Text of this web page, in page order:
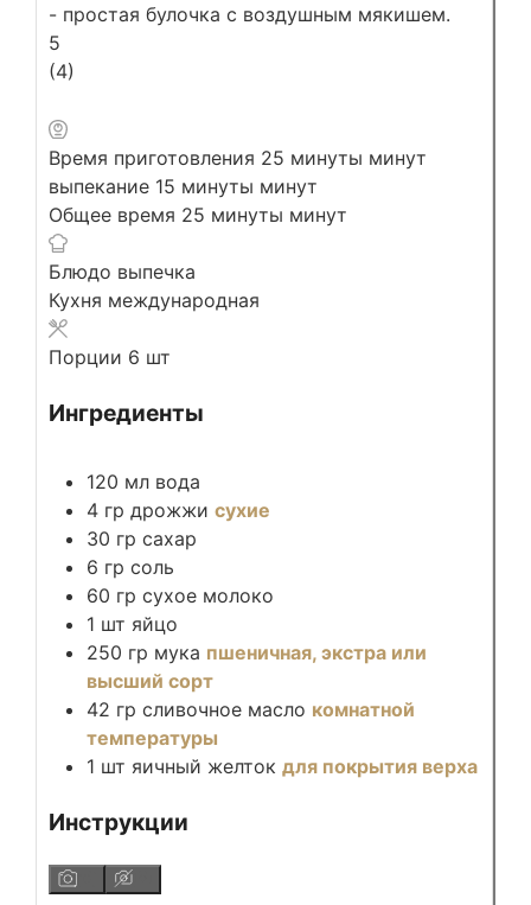
- простая булочка с воздушным мякишем.
5
(4)
Время приготовления 25 минуты минут
выпекание 15 минуты минут
Общее время 25 минуты минут
Блюдо выпечка
Кухня международная
Порции 6 шт
Ингредиенты
120 мл вода
4 гр дрожжи сухие
30 гр сахар
6 гр соль
60 гр сухое молоко
1 шт яйцо
250 гр мука пшеничная, экстра или
высший сорт
42 гр сливочное масло комнатной
температуры
1 шт яичный желток для покрытия верха
Инструкции